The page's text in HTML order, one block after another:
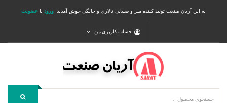
به این آریان صنعت تولید کننده میز و صندلی تالاری و خانگی خوش آمدید! ورود یا عضویت
حساب کاربری من